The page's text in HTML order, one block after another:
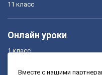
11 класс
Онлайн уроки
1 класс
Вместе с нашими